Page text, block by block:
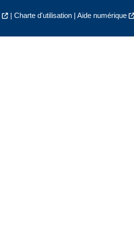
| Charte d'utilisation| Aide numérique